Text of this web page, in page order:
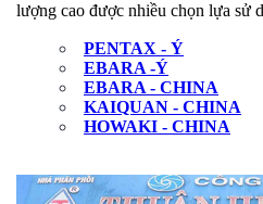
lượng cao được nhiều chọn lựa sử
PENTAX - Ý
EBARA -Ý
EBARA - CHINA
KAIQUAN - CHINA
HOWAKI - CHINA